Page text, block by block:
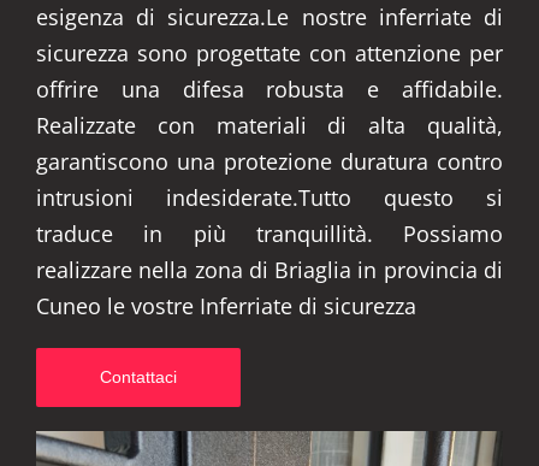
esigenza di sicurezza.Le nostre inferriate di
sicurezza sono progettate con attenzione per
offrire una difesa robusta e affidabile.
Realizzate con materiali di alta qualità,
garantiscono una protezione duratura contro
intrusioni indesiderate.Tutto questo si
traduce in più tranquillità. Possiamo
realizzare nella zona di Briaglia in provincia di
Cuneo le vostre Inferriate di sicurezza
Contattaci